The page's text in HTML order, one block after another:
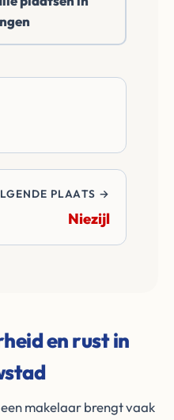
van
PLAATS →
Niezijl
en rust in
makelaar brengt vaak